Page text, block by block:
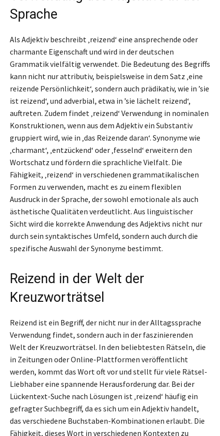
Sprache
Als Adjektiv beschreibt ‚reizend‘ eine ansprechende oder
charmante Eigenschaft und wird in der deutschen
Grammatik vielfältig verwendet. Die Bedeutung des Begriffs
kann nicht nur attributiv, beispielsweise in dem Satz ‚eine
reizende Persönlichkeit‘, sondern auch prädikativ, wie in ’sie
ist reizend‘, und adverbial, etwa in ’sie lächelt reizend‘,
auftreten. Zudem findet ‚reizend‘ Verwendung in nominalen
Konstruktionen, wenn aus dem Adjektiv ein Substantiv
gruppiert wird, wie in ‚das Reizende daran‘. Synonyme wie
‚charmant‘, ‚entzückend‘ oder ‚fesselnd‘ erweitern den
Wortschatz und fördern die sprachliche Vielfalt. Die
Fähigkeit, ‚reizend‘ in verschiedenen grammatikalischen
Formen zu verwenden, macht es zu einem flexiblen
Ausdruck in der Sprache, der sowohl emotionale als auch
ästhetische Qualitäten verdeutlicht. Aus linguistischer
Sicht wird die korrekte Anwendung des Adjektivs nicht nur
durch sein syntaktisches Umfeld, sondern auch durch die
spezifische Auswahl der Synonyme bestimmt.
Reizend in der Welt der
Kreuzworträtsel
Reizend ist ein Begriff, der nicht nur in der Alltagssprache
Verwendung findet, sondern auch in der faszinierenden
Welt der Kreuzworträtsel. In den beliebtesten Rätseln, die
in Zeitungen oder Online-Plattformen veröffentlicht
werden, kommt das Wort oft vor und stellt für viele Rätsel-
Liebhaber eine spannende Herausforderung dar. Bei der
Lückentext-Suche nach Lösungen ist ‚reizend‘ häufig ein
gefragter Suchbegriff, da es sich um ein Adjektiv handelt,
das verschiedene Buchstaben-Kombinationen erlaubt. Die
Fähigkeit, dieses Wort in verschiedenen Kontexten zu